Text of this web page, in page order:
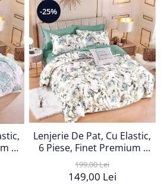
-
-25%
Lenjerie De Pat, Cu Elastic,
6 Piese, Finet Premium -
LPBF6PE51
199,00 Lei
149,00 Lei